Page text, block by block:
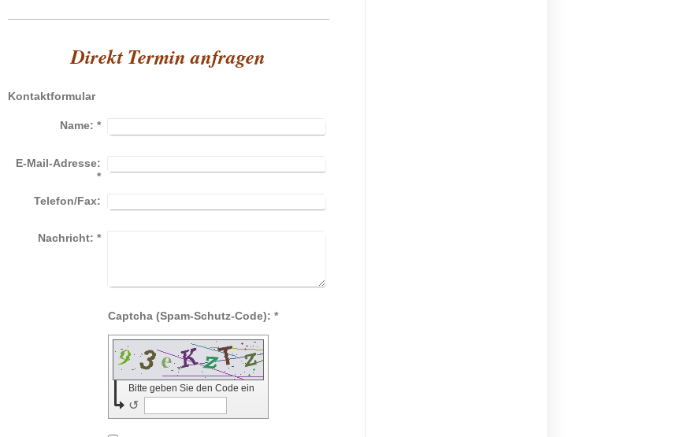
Direkt Termin anfragen
Kontaktformular
Name: *
E-Mail-Adresse:
*
Telefon/Fax:
Nachricht: *
Captcha (Spam-Schutz-Code): *
Bitte geben Sie den Code ein
↺